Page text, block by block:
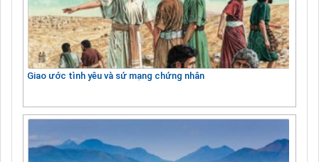
Giao ước tình yêu và sứ mạng chứng nhân